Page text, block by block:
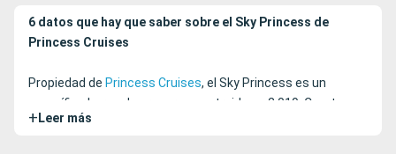
6 datos que hay que saber sobre el Sky Princess de
Princess Cruises
Propiedad de Princess Cruises, el Sky Princess es un
magnífico barco de crucero construido en 2.019. Cuarto
barco de la clase Royal, tras el
+ Leer más